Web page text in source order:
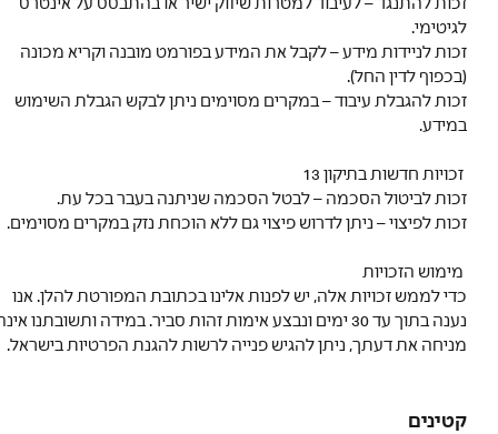
זכות להתנגד – לעיבוד למטרות שיווק ישיר או בהתבסס על אינטרס
לגיטימי.
זכות לניידות מידע – לקבל את המידע בפורמט מובנה וקריא מכונה
(בכפוף לדין החל).
זכות להגבלת עיבוד – במקרים מסוימים ניתן לבקש הגבלת השימוש
במידע.
זכויות חדשות בתיקון 13
זכות לביטול הסכמה – לבטל הסכמה שניתנה בעבר בכל עת.
זכות לפיצוי – ניתן לדרוש פיצוי גם ללא הוכחת נזק במקרים מסוימים.
מימוש הזכויות
כדי לממש זכויות אלה, יש לפנות אלינו בכתובת המפורטת להלן. אנו
נענה בתוך עד 30 ימים ונבצע אימות זהות סביר. במידה ותשובתנו אינה
מניחה את דעתך, ניתן להגיש פנייה לרשות להגנת הפרטיות בישראל.
קטינים